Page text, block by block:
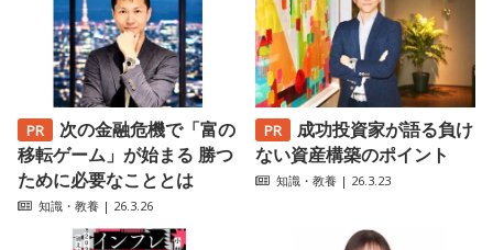
次の金融危機で「富の
移転ゲーム」が始まる 勝つ
ために必要なこととは
知識・教養 | 26.3.26
成功投資家が語る負け
ない資産構築のポイント
知識・教養 | 26.3.23